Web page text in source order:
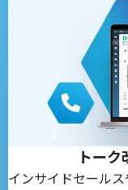
トー
インサイドセール